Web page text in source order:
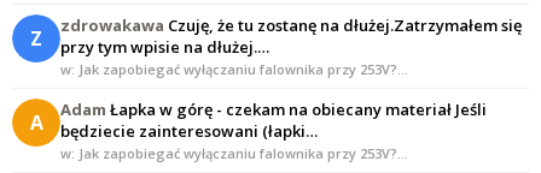
Z zdrowakawa Czuję, że tu zostanę na dłużej.Zatrzymałem się
przy tym wpisie na dłużej.…
w: Jak zapobiegać wyłączaniu falownika przy 253V?…
A Adam Łapka w górę - czekam na obiecany materiał Jeśli
będziecie zainteresowani (łapki…
w: Jak zapobiegać wyłączaniu falownika przy 253V?…